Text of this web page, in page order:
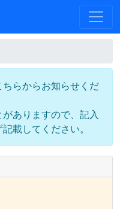
らからお知らせくだ
ありますので、記入
載してください。